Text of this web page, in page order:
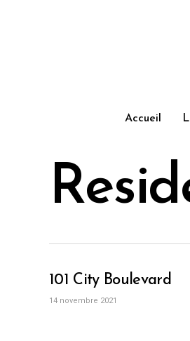
Accueil
101 City Boulevard
14 novembre 2021